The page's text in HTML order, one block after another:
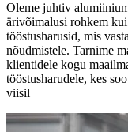
Oleme juhtiv
ärivõimalusi rohkem kui
tööstusharusid, mis
nõudmistele. Tarnime
klientidele kogu
tööstusharudele, kes
viisil